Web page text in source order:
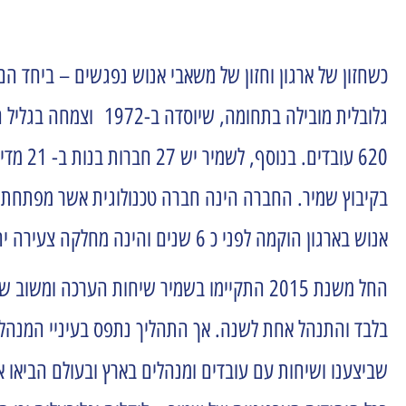
כשחזון של ארגון וחזון של משאבי אנוש נפגשים –
גלובלית מובילה
בקיבוץ שמיר. החברה הינה חברה טכנולוגית אשר מפתחת,
אנוש בארגון הוקמה לפני כ 6 שנים והינה מחלקה צעירה יחסית לארגון, בעיקר בהיבטים הגלובליים.
החל משנת 2015 התקיימו בשמיר שיחות
בלבד והתנהל אחת לשנה. אך התהליך נתפס בעיניי
שביצענו ושיחות עם עובדים ומנהלים בארץ ובעולם